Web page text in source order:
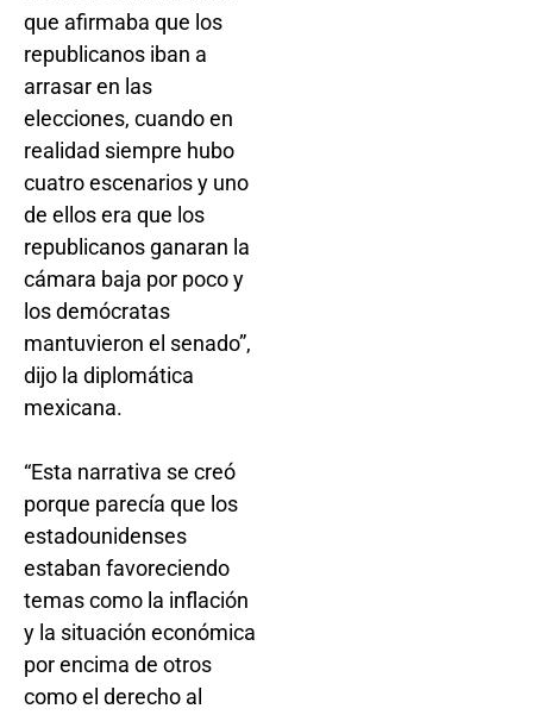
que afirmaba que los
republicanos iban a
arrasar en las
elecciones, cuando en
realidad siempre hubo
cuatro escenarios y uno
de ellos era que los
republicanos ganaran la
cámara baja por poco y
los demócratas
mantuvieron el senado”,
dijo la diplomática
mexicana.
“Esta narrativa se creó
porque parecía que los
estadounidenses
estaban favoreciendo
temas como la inflación
y la situación económica
por encima de otros
como el derecho al